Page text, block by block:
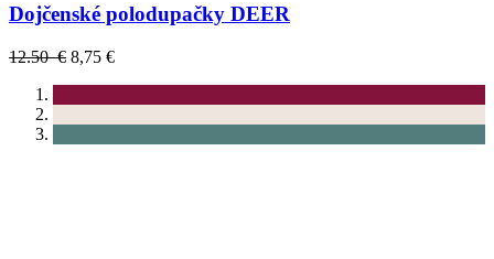
Dojčenské polodupačky DEER
12.50 € 8,75 €